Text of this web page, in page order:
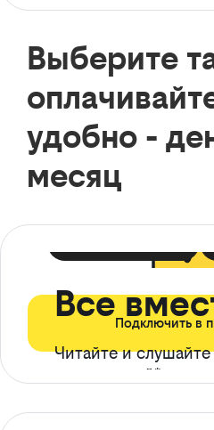
Выберите
удобно -
месяц
Все
Читайте и
ограничений*
Подключить в